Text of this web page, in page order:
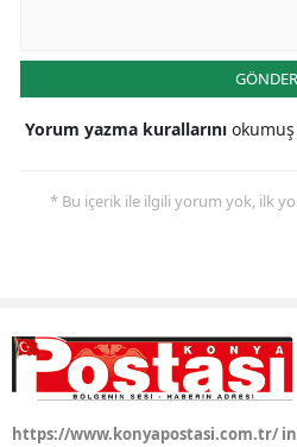
GÖNDER
Yorum yazma kurallarını okumuş
* Bu içerik ile ilgili yorum yok, ilk
https://www.konyapostasi.com.tr/